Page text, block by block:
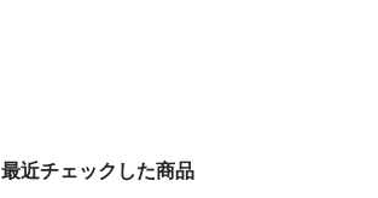
最近チェックした商品